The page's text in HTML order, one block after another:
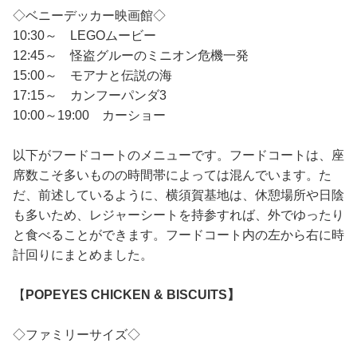
◇ベニーデッカー映画館◇
10:30～ LEGOムービー
12:45～ 怪盗グルーのミニオン危機一発
15:00～ モアナと伝説の海
17:15～ カンフーパンダ3
10:00～19:00 カーショー
以下がフードコートのメニューです。フードコートは、座
席数こそ多いものの時間帯によっては混んでいます。た
だ、前述しているように、横須賀基地は、休憩場所や日陰
も多いため、レジャーシートを持参すれば、外でゆったり
と食べることができます。フードコート内の左から右に時
計回りにまとめました。
【 POPEYES CHICKEN & BISCUITS】
◇ファミリーサイズ◇